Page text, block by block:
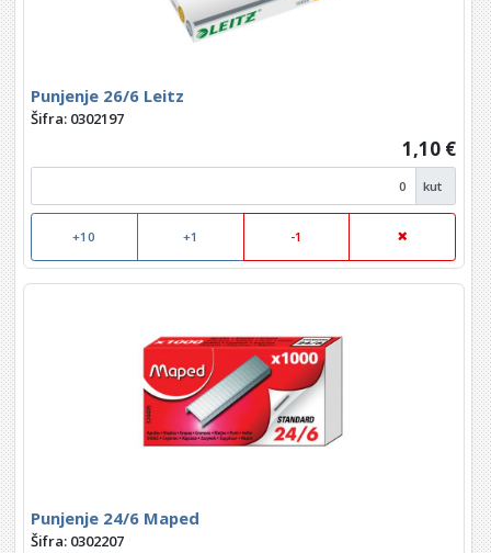
Punjenje 26/6 Leitz
Šifra: 0302197
1,10 €
kut
+10 +1 -1
Punjenje 24/6 Maped
Šifra: 0302207